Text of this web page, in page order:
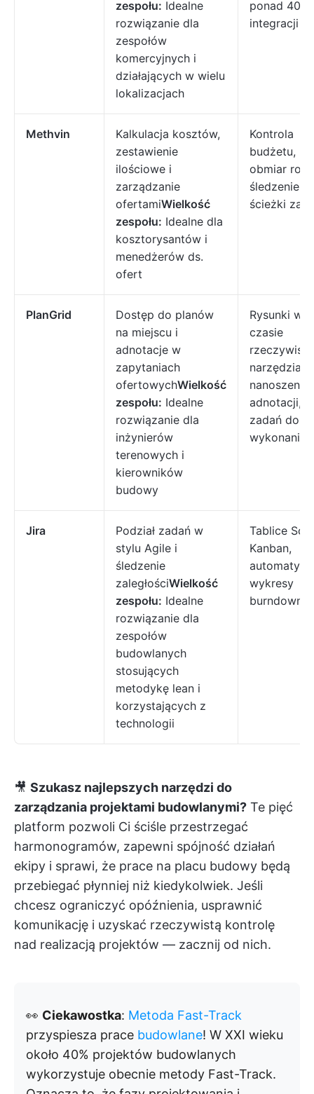
zespołu: Idealne
rozwiązanie dla
zespołów
komercyjnych i
działających w wielu
lokalizacjach
ponad 400
integracji
Methvin
Kalkulacja kosztów,
zestawienie
ilościowe i
zarządzanie
ofertamiWielkość
zespołu: Idealne dla
kosztorysantów i
menedżerów ds.
ofert
Kontrola
budżetu,
obmiar
śledzenie
ścieżki
PlanGrid
Dostęp do planów
na miejscu i
adnotacje w
zapytaniach
ofertowychWielkość
zespołu: Idealne
rozwiązanie dla
inżynierów
terenowych i
kierowników
budowy
Rysunki w
czasie
narzędzia
nanoszenia
adnotacji,
zadań do
wykonania
Jira
Podział zadań w
stylu Agile i
śledzenie
zaległościWielkość
zespołu: Idealne
rozwiązanie dla
zespołów
budowlanych
stosujących
metodykę lean i
korzystających z
technologii
Tablice
Kanban,
wykresy
burndown
🎥 Szukasz najlepszych narzędzi do
zarządzania projektami budowlanymi? Te pięć
platform pozwoli Ci ściśle przestrzegać
harmonogramów, zapewni spójność działań
ekipy i sprawi, że prace na placu budowy będą
przebiegać płynniej niż kiedykolwiek. Jeśli
chcesz ograniczyć opóźnienia, usprawnić
komunikację i uzyskać rzeczywistą kontrolę
nad realizacją projektów — zacznij od nich.
👀 Ciekawostka: Metoda Fast-Track
przyspiesza prace budowlane! W XXI wieku
około 40% projektów budowlanych
wykorzystuje obecnie metody Fast-Track.